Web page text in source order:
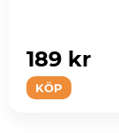
KÖP
189 kr